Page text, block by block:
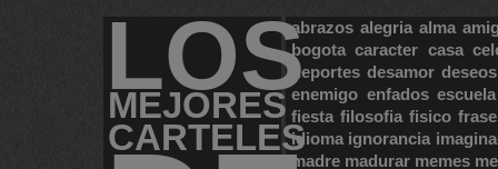
LOS
MEJORES
CARTELES
abrazos alegria alma
bogota caracter casa
deportes desamor deseos
enemigo enfados escuela
fiesta filosofia fisico
idioma ignorancia
madre madurar memes